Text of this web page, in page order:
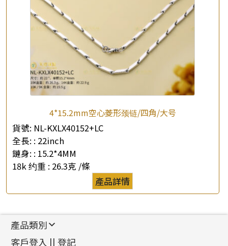
4*15.2mm空心菱形颈链/四角/大号
貨號: NL-KXLX40152+LC
全長: : 22inch
鏈身: : 15.2*4MM
18k 约重 : 26.3克 /條
產品詳情
產品類別
新產品
客戶登入 || 登記